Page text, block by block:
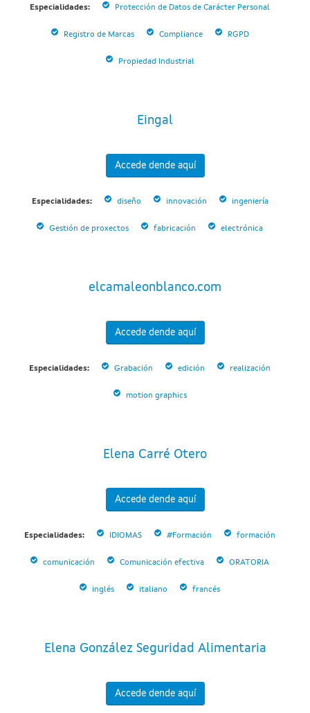
Especialidades: Protección de Datos de Carácter Personal
Registro de Marcas Compliance RGPD
Propiedad Industrial
Eingal
Accede dende aquí
Especialidades: diseño innovación ingeniería
Gestión de proxectos fabricación electrónica
elcamaleonblanco.com
Accede dende aquí
Especialidades: Grabación edición realización
motion graphics
Elena Carré Otero
Accede dende aquí
Especialidades: IDIOMAS #Formación formación
comunicación Comunicación efectiva ORATORIA
inglés italiano francés
Elena González Seguridad Alimentaria
Accede dende aquí